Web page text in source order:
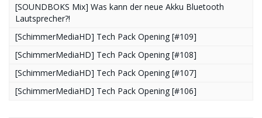
[SOUNDBOKS Mix] Was kann der neue Akku Bluetooth
Lautsprecher?!
[SchimmerMediaHD] Tech Pack Opening [#109]
[SchimmerMediaHD] Tech Pack Opening [#108]
[SchimmerMediaHD] Tech Pack Opening [#107]
[SchimmerMediaHD] Tech Pack Opening [#106]